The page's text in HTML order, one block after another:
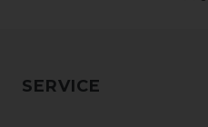
SERVICE